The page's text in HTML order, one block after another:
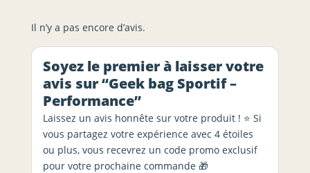
Il n’y a pas encore d’avis.
Soyez le premier à laisser votre
avis sur “Geek bag Sportif –
Performance”
Laissez un avis honnête sur votre produit ! ⭐ Si
vous partagez votre expérience avec 4 étoiles
ou plus, vous recevrez un code promo exclusif
pour votre prochaine commande 🎁